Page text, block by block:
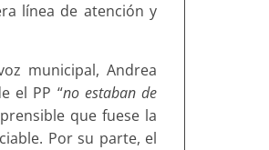
línea de atención y
municipal, Andrea
el PP “no estaban de
que fuese la
Por su parte, el